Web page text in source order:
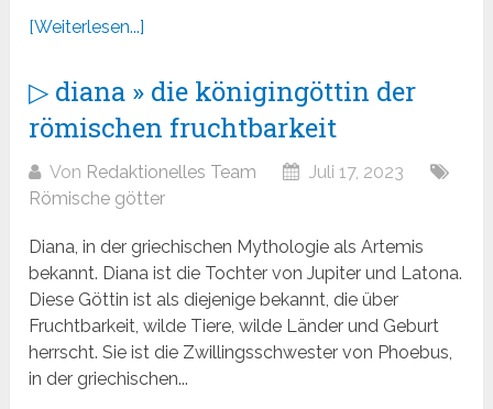
[Weiterlesen...]
▷ diana » die königingöttin der
römischen fruchtbarkeit
Von Redaktionelles Team
Juli 17, 2023
Römische götter
Diana, in der griechischen Mythologie als Artemis
bekannt. Diana ist die Tochter von Jupiter und Latona.
Diese Göttin ist als diejenige bekannt, die über
Fruchtbarkeit, wilde Tiere, wilde Länder und Geburt
herrscht. Sie ist die Zwillingsschwester von Phoebus,
in der griechischen...